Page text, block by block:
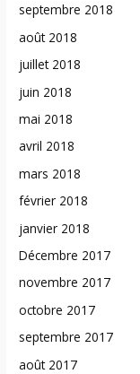
septembre 2018
août 2018
juillet 2018
juin 2018
mai 2018
avril 2018
mars 2018
février 2018
janvier 2018
Décembre 2017
novembre 2017
octobre 2017
septembre 2017
août 2017